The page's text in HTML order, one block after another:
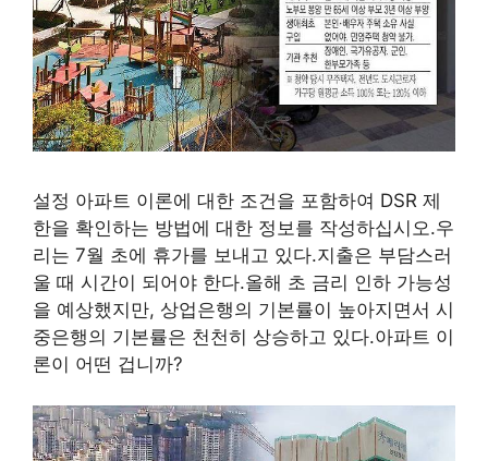
설정 아파트 이론에 대한 조건을 포함하여 DSR 제
한을 확인하는 방법에 대한 정보를 작성하십시오.우
리는 7월 초에 휴가를 보내고 있다.지출은 부담스러
울 때 시간이 되어야 한다.올해 초 금리 인하 가능성
을 예상했지만, 상업은행의 기본률이 높아지면서 시
중은행의 기본률은 천천히 상승하고 있다.아파트 이
론이 어떤 겁니까?